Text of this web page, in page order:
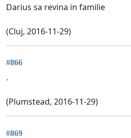
Darius sa revina in familie
(Cluj, 2016-11-29)
#866
.
(Plumstead, 2016-11-29)
#869